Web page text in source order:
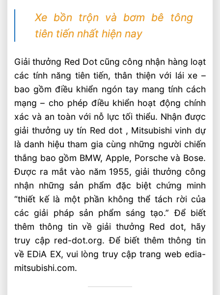
Xe bồn trộn và bơm bê tông
tiên tiến nhất hiện nay
Giải thưởng Red Dot cũng công nhận hàng loạt
các tính năng tiên tiến, thân thiện với lái xe –
bao gồm điều khiển ngón tay mang tính cách
mạng – cho phép điều khiển hoạt động chính
xác và an toàn với nỗ lực tối thiểu. Nhận được
giải thưởng uy tín Red dot , Mitsubishi vinh dự
là danh hiệu tham gia cùng những người chiến
thắng bao gồm BMW, Apple, Porsche và Bose.
Được ra mắt vào năm 1955, giải thưởng công
nhận những sản phẩm đặc biệt chứng minh
“thiết kế là một phần không thể tách rời của
các giải pháp sản phẩm sáng tạo.” Để biết
thêm thông tin về giải thưởng Red dot, hãy
truy cập red-dot.org. Để biết thêm thông tin
về EDiA EX, vui lòng truy cập trang web edia-
mitsubishi.com.